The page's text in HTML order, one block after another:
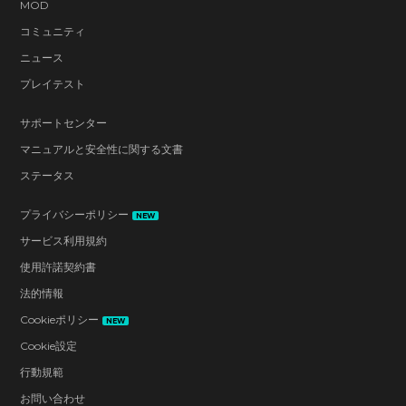
MOD
コミュニティ
ニュース
プレイテスト
サポートセンター
マニュアルと安全性に関する文書
ステータス
プライバシーポリシー NEW
サービス利用規約
使用許諾契約書
法的情報
Cookieポリシー
NEW
Cookie設定
行動規範
お問い合わせ